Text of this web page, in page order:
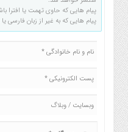
پیام هایی که حاوی تهمت یا افترا
پیام هایی که به غیر از زبان فارسی